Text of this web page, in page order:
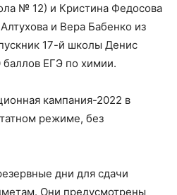
№ 12) и Кристина Федосова
и Вера Бабенко из
17-й школы Денис
баллов ЕГЭ по химии.
кампания-2022 в
режиме, без
дни для сдачи
Они предусмотрены